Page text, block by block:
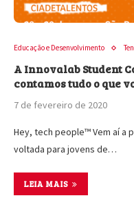
Educação e Desenvolvimento
A Innovalab Student
contamos tudo o que
7 de fevereiro de 2020
Hey, tech people™ Vem aí a
voltada para jovens de…
LEIA MAIS